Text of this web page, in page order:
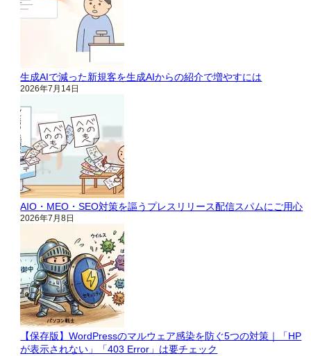
生成AIで減った新規客を生成AIからの紹介で増やすには
2026年7月14日
AIO・MEO・SEO対策を謳うプレスリリース配信スパムにご用心
2026年7月8日
【保存版】WordPressのマルウェア感染を防ぐ5つの対策｜「HP
が表示されない」「403 Error」は要チェック